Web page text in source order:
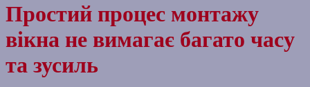
Простий процес монтажу
вікна не вимагає багато часу
та зусиль